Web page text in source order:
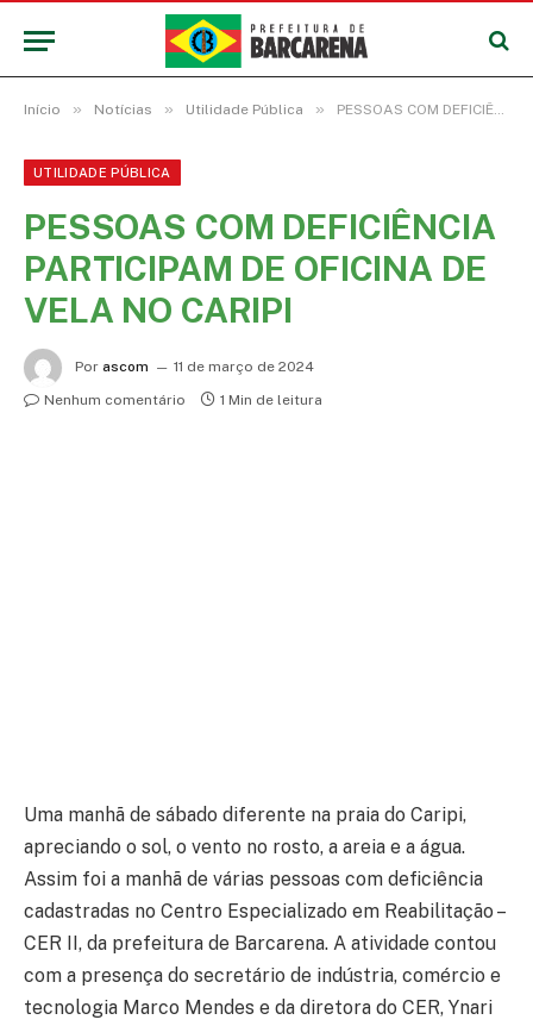
Início » Notícias » Utilidade Pública » PESSOAS COM DEFICIÊNCIA PARTICIPAM DE OFICINA DE VELA NO CARIPI
UTILIDADE PÚBLICA
PESSOAS COM DEFICIÊNCIA
PARTICIPAM DE OFICINA DE
VELA NO CARIPI
Por ascom
11 de março de 2024
Nenhum comentário
1 Min de leitura
Uma manhã de sábado diferente na praia do Caripi,
apreciando o sol, o vento no rosto, a areia e a água.
Assim foi a manhã de várias pessoas com deficiência
cadastradas no Centro Especializado em Reabilitação –
CER II, da prefeitura de Barcarena. A atividade contou
com a presença do secretário de indústria, comércio e
tecnologia Marco Mendes e da diretora do CER, Ynari